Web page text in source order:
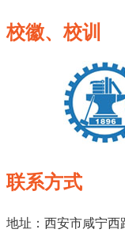
校徽、校训
联系方式
地址：西安市咸宁